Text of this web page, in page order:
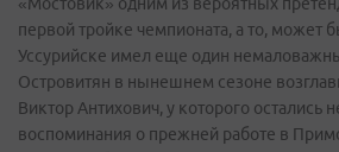
первой тройке чемпионата, а то, может
Уссурийске имел еще один
Островитян в нынешнем сезоне
Виктор Антихович, у которого остались
воспоминания о прежней работе в